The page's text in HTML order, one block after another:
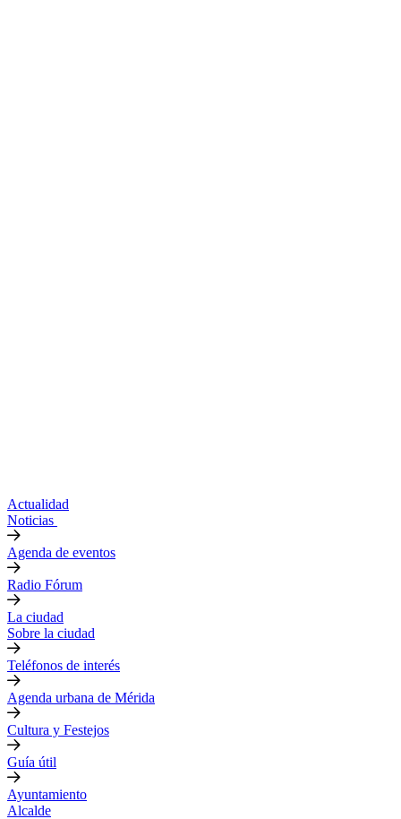
Actualidad
Noticias
Agenda de eventos
Radio Fórum
La ciudad
Sobre la ciudad
Teléfonos de interés
Agenda urbana de Mérida
Cultura y Festejos
Guía útil
Ayuntamiento
Alcalde